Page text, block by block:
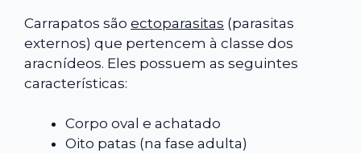
Carrapatos são ectoparasitas (parasitas
externos) que pertencem à classe dos
aracnídeos. Eles possuem as seguintes
características:
Corpo oval e achatado
Oito patas (na fase adulta)